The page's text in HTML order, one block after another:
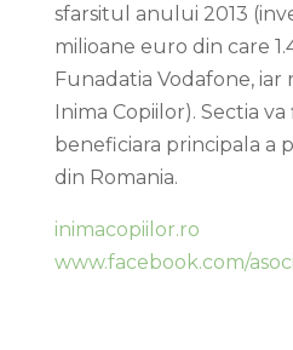
sfarsitul anului 2013
milioane euro din care
Funadatia Vodafone, iar
Inima Copiilor). Sectia
beneficiara principala a
din Romania.
inimacopiilor.ro
www.facebook.com/